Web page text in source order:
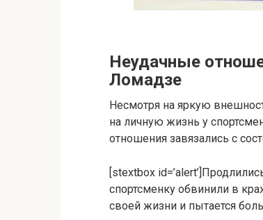
Неудачные
Ломадзе
Несмотря на яркую
на личную жизнь у
отношения завязались с
[stextbox
спортсменку обвинили в
своей жизни и пытается